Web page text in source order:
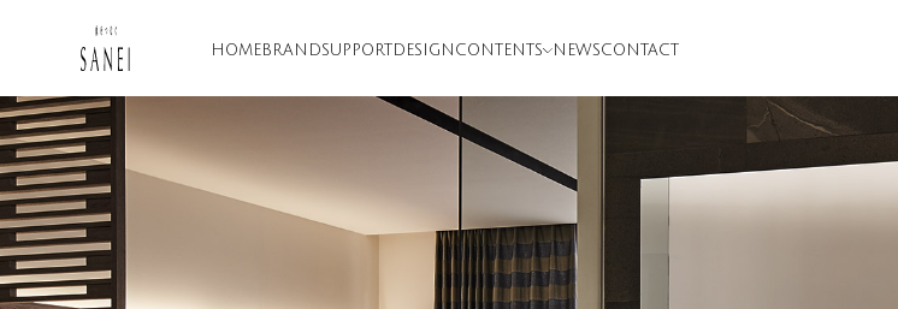
HOME BRANDSUPPORT DESIGN CONTENTS NEWSCONTACT